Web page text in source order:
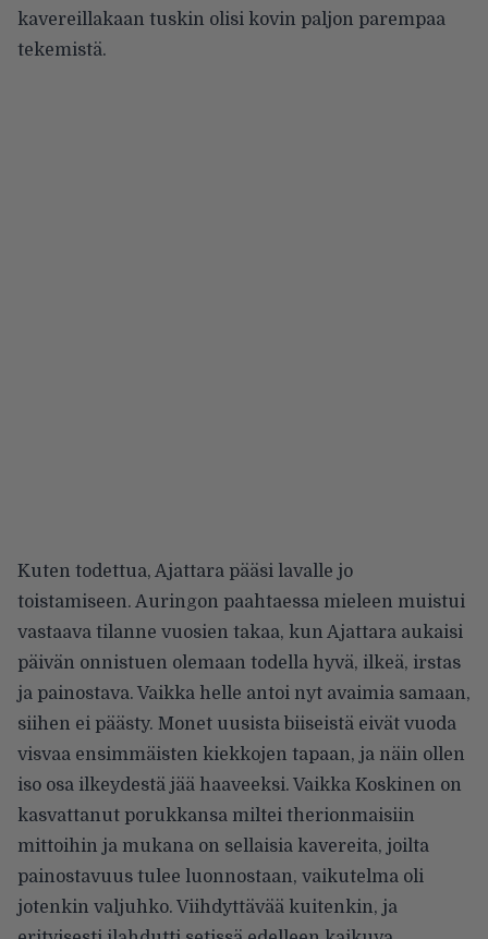
kavereillakaan tuskin olisi kovin paljon parempaa
tekemistä.
Kuten todettua, Ajattara pääsi lavalle jo
toistamiseen. Auringon paahtaessa mieleen muistui
vastaava tilanne vuosien takaa, kun Ajattara aukaisi
päivän onnistuen olemaan todella hyvä, ilkeä, irstas
ja painostava. Vaikka helle antoi nyt avaimia samaan,
siihen ei päästy. Monet uusista biiseistä eivät vuoda
visvaa ensimmäisten kiekkojen tapaan, ja näin ollen
iso osa ilkeydestä jää haaveeksi. Vaikka Koskinen on
kasvattanut porukkansa miltei therionmaisiin
mittoihin ja mukana on sellaisia kavereita, joilta
painostavuus tulee luonnostaan, vaikutelma oli
jotenkin valjuhko. Viihdyttävää kuitenkin, ja